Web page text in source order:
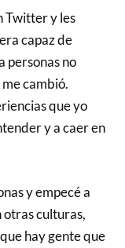
Twitter y les
capaz de
personas no
cambió.
que yo
y a caer en
y empecé a
otras culturas,
hay gente que